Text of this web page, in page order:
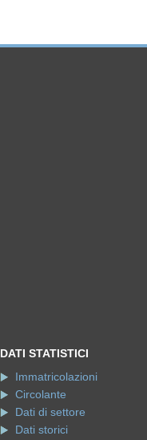
DATI STATISTICI
Immatricolazioni
Circolante
Dati di settore
Dati storici